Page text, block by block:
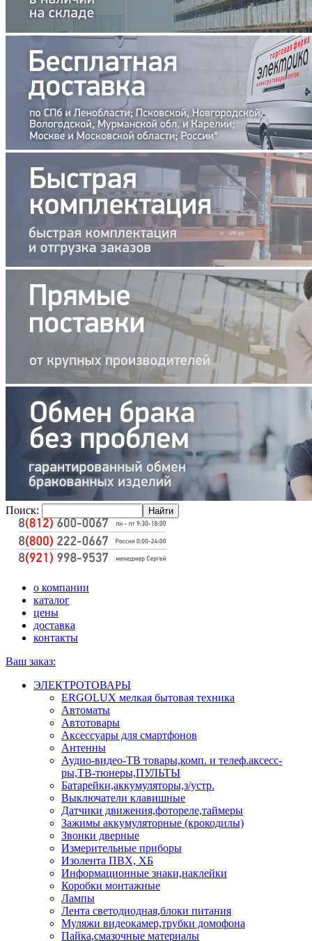
Поиск:
о компании
каталог
цены
доставка
контакты
Ваш заказ:
ЭЛЕКТРОТОВАРЫ
ERGOLUX мелкая бытовая техника
Автоматы
Автотовары
Аксессуары для смартфонов
Антенны
Аудио-видео-ТВ товары,комп. и телеф.аксесс-
ры,ТВ-тюнеры,ПУЛЬТЫ
Батарейки,аккумуляторы,з/устр.
Выключатели клавишные
Датчики движения,фотореле,таймеры
Зажимы аккумуляторные (крокодилы)
Звонки дверные
Измерительные приборы
Изолента ПВХ, ХБ
Информационные знаки,наклейки
Коробки монтажные
Лампы
Лента светодиодная,блоки питания
Муляжи видеокамер,трубки домофона
Пайка,смазочные материалы